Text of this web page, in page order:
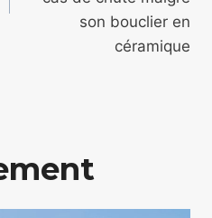
son bouclier en
céramique